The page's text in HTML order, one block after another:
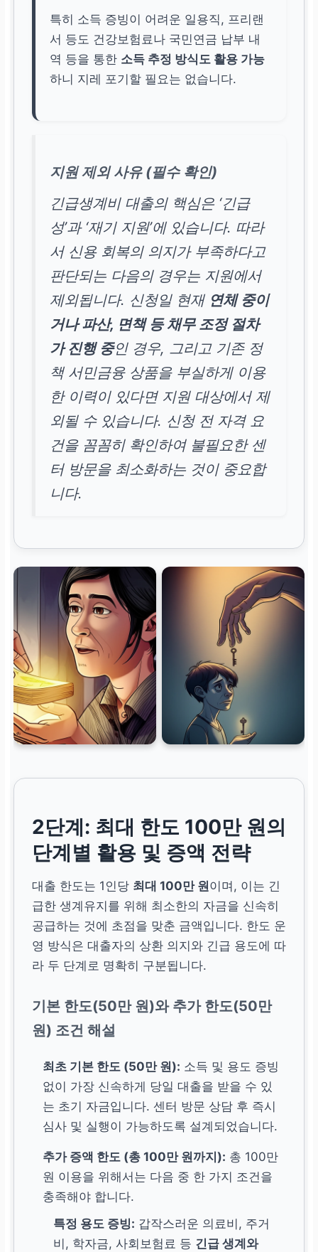
특히 소득 증빙이 어려운 일용직, 프리랜
서 등도 건강보험료나 국민연금 납부 내
역 등을 통한 소득 추정 방식도 활용 가능
하니 지레 포기할 필요는 없습니다.
지원 제외 사유 (필수 확인)
긴급생계비 대출의 핵심은 ‘긴급
성’과 ‘재기 지원’에 있습니다. 따라
서 신용 회복의 의지가 부족하다고
판단되는 다음의 경우는 지원에서
제외됩니다. 신청일 현재 연체 중이
거나 파산, 면책 등 채무 조정 절차
가 진행 중인 경우, 그리고 기존 정
책 서민금융 상품을 부실하게 이용
한 이력이 있다면 지원 대상에서 제
외될 수 있습니다. 신청 전 자격 요
건을 꼼꼼히 확인하여 불필요한 센
터 방문을 최소화하는 것이 중요합
니다.
2단계: 최대 한도 100만 원의
단계별 활용 및 증액 전략
대출 한도는 1인당 최대 100만 원이며, 이는 긴
급한 생계유지를 위해 최소한의 자금을 신속히
공급하는 것에 초점을 맞춘 금액입니다. 한도 운
영 방식은 대출자의 상환 의지와 긴급 용도에 따
라 두 단계로 명확히 구분됩니다.
기본 한도(50만 원)와 추가 한도(50만
원) 조건 해설
최초 기본 한도 (50만 원): 소득 및 용도 증빙
없이 가장 신속하게 당일 대출을 받을 수 있
는 초기 자금입니다. 센터 방문 상담 후 즉시
심사 및 실행이 가능하도록 설계되었습니다.
추가 증액 한도 (총 100만 원까지): 총 100만
원 이용을 위해서는 다음 중 한 가지 조건을
충족해야 합니다.
특정 용도 증빙: 갑작스러운 의료비, 주거
비, 학자금, 사회보험료 등 긴급 생계와